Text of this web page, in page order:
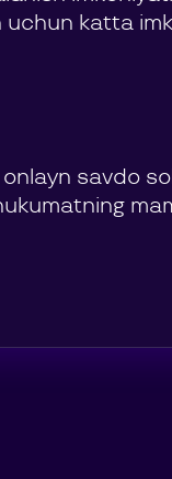
katta
savdo